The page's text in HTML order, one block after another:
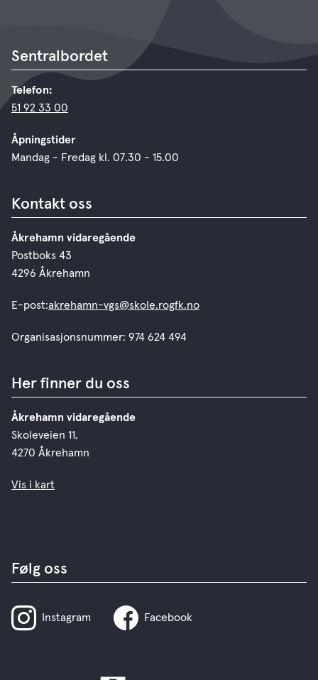
Sentralbordet
Telefon:
51 92 33 00
Åpningstider
Mandag - Fredag kl. 07.30 - 15.00
Kontakt oss
Åkrehamn vidaregående
Postboks 43
4296 Åkrehamn
E-post:akrehamn-vgs@skole.rogfk.no
Organisasjonsnummer: 974 624 494
Her finner du oss
Åkrehamn vidaregående
Skoleveien 11,
4270 Åkrehamn
Vis i kart
Følg oss
Instagram Facebook